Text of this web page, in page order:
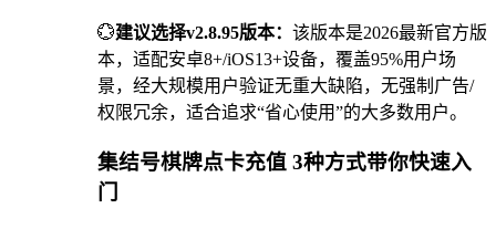
💮建议选择v2.8.95版本： 该版本是2026最新官方版
本，适配安卓8+/iOS13+设备，覆盖95%用户场
景，经大规模用户验证无重大缺陷，无强制广告/
权限冗余，适合追求“省心使用”的大多数用户。
集结号棋牌点卡充值 3种方式带你快速入
门